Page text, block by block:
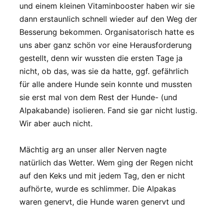
und einem kleinen Vitaminbooster haben wir sie
dann erstaunlich schnell wieder auf den Weg der
Besserung bekommen. Organisatorisch hatte es
uns aber ganz schön vor eine Herausforderung
gestellt, denn wir wussten die ersten Tage ja
nicht, ob das, was sie da hatte, ggf. gefährlich
für alle andere Hunde sein konnte und mussten
sie erst mal von dem Rest der Hunde- (und
Alpakabande) isolieren. Fand sie gar nicht lustig.
Wir aber auch nicht.
Mächtig arg an unser aller Nerven nagte
natürlich das Wetter. Wem ging der Regen nicht
auf den Keks und mit jedem Tag, den er nicht
aufhörte, wurde es schlimmer. Die Alpakas
waren genervt, die Hunde waren genervt und